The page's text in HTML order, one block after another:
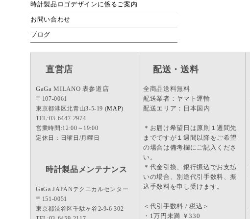
時計製品ロゴデザインに係るご案内
お問い合わせ
ブログ
直営店
GaGa MILANO 表参道店
〒107-0061
東京都港区北青山3-5-19 (MAP)
TEL:03-6447-2974
営業時間:12:00～19:00
定休日：日曜日/月曜日
時計製品メンテナンス
GaGa JAPANテクニカルセンター
〒151-0051
東京都渋谷区千駄ヶ谷2-9-6 302
配送・送料
全商品送料無料
配送業者：ヤマト運輸
配送エリア：日本国内
＊お届け希望日は原則１週間先
までですが１週間以降をご希望
の場合は備考欄にご記入くださ
い。
＊代金引換、銀行振込でお支払
いの場合、別途代引手数料、振
込手数料を申し受けます。
＜代引手数料 / 税込＞
・1万円未満 ￥330